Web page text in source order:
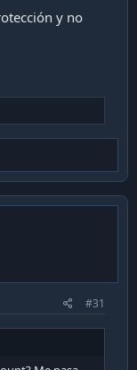
y no
#31